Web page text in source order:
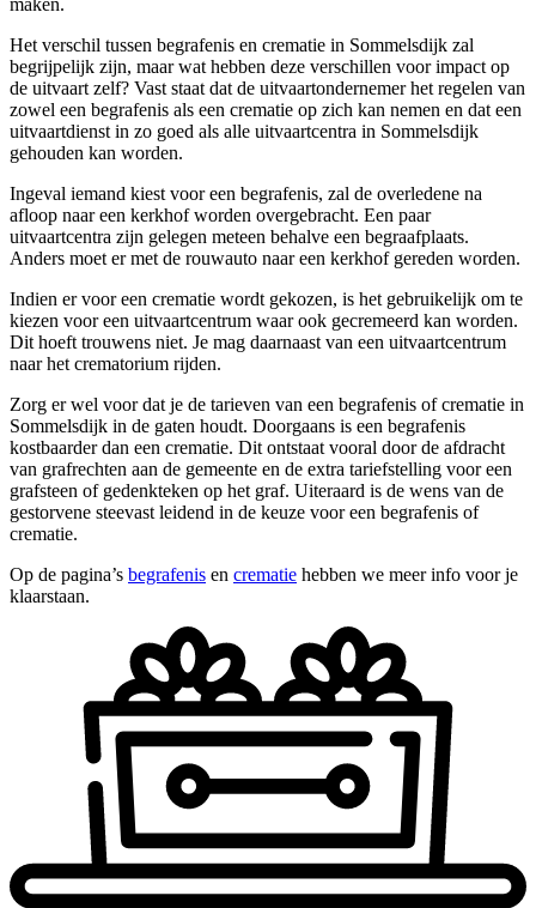
maken.
Het verschil tussen begrafenis en crematie in Sommelsdijk zal
begrijpelijk zijn, maar wat hebben deze verschillen voor impact op
de uitvaart zelf? Vast staat dat de uitvaartondernemer het regelen van
zowel een begrafenis als een crematie op zich kan nemen en dat een
uitvaartdienst in zo goed als alle uitvaartcentra in Sommelsdijk
gehouden kan worden.
Ingeval iemand kiest voor een begrafenis, zal de overledene na
afloop naar een kerkhof worden overgebracht. Een paar
uitvaartcentra zijn gelegen meteen behalve een begraafplaats.
Anders moet er met de rouwauto naar een kerkhof gereden worden.
Indien er voor een crematie wordt gekozen, is het gebruikelijk om te
kiezen voor een uitvaartcentrum waar ook gecremeerd kan worden.
Dit hoeft trouwens niet. Je mag daarnaast van een uitvaartcentrum
naar het crematorium rijden.
Zorg er wel voor dat je de tarieven van een begrafenis of crematie in
Sommelsdijk in de gaten houdt. Doorgaans is een begrafenis
kostbaarder dan een crematie. Dit ontstaat vooral door de afdracht
van grafrechten aan de gemeente en de extra tariefstelling voor een
grafsteen of gedenkteken op het graf. Uiteraard is de wens van de
gestorvene steevast leidend in de keuze voor een begrafenis of
crematie.
Op de pagina’s begrafenis en crematie hebben we meer info voor je
klaarstaan.